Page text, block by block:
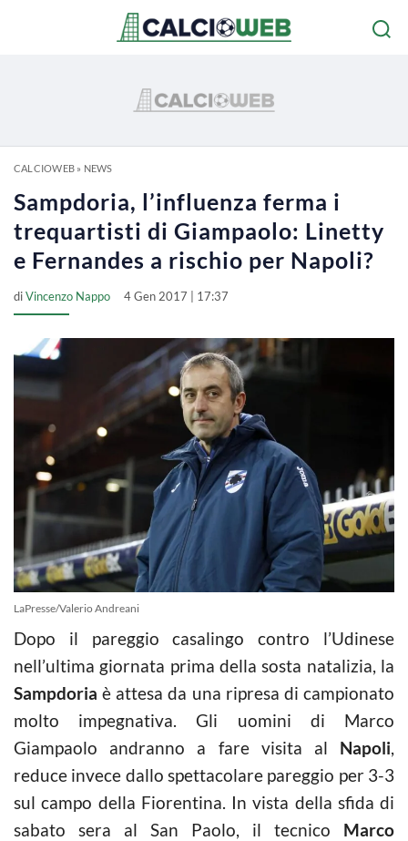
CALCIOWEB» NEWS
Sampdoria, l’influenza ferma i
trequartisti di Giampaolo: Linetty
e Fernandes a rischio per Napoli?
diVincenzo Nappo 4 Gen 2017 | 17:37
LaPresse/Valerio Andreani
Dopo il pareggio casalingo contro l’Udinese
nell’ultima giornata prima della sosta natalizia, la
Sampdoria è attesa da una ripresa di campionato
molto impegnativa. Gli uomini di Marco
Giampaolo andranno a fare visita al Napoli,
reduce invece dallo spettacolare pareggio per 3-3
sul campo della Fiorentina. In vista della sfida di
sabato sera al San Paolo, il tecnico Marco